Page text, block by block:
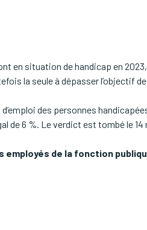
en situation de handicap en
la seule à dépasser l’objectif
des personnes
de 6 %. Le verdict est tombé le 14
employés de la fonction